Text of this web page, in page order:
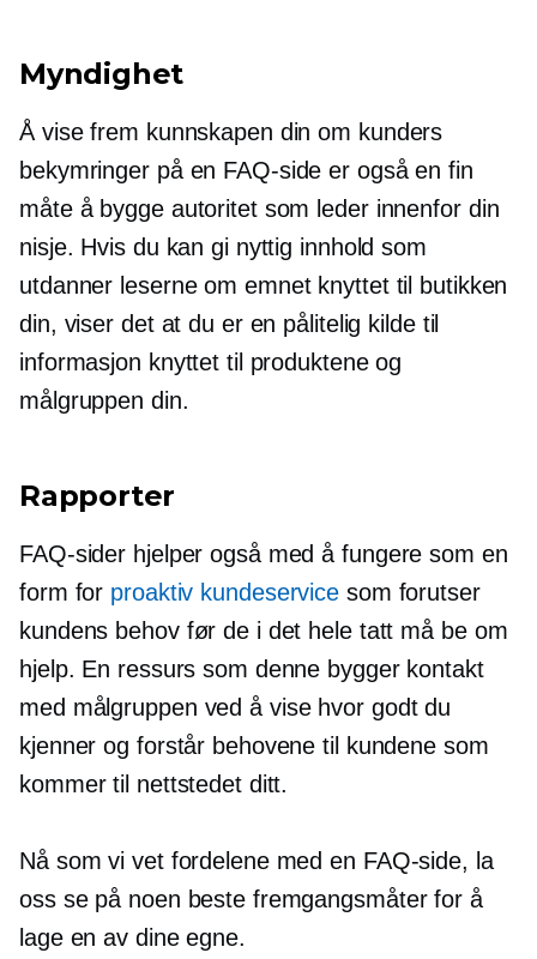
Myndighet
Å vise frem kunnskapen din om kunders
bekymringer på en FAQ-side er også en fin
måte å bygge autoritet som leder innenfor din
nisje. Hvis du kan gi nyttig innhold som
utdanner leserne om emnet knyttet til butikken
din, viser det at du er en pålitelig kilde til
informasjon knyttet til produktene og
målgruppen din.
Rapporter
FAQ-sider hjelper også med å fungere som en
form for proaktiv kundeservice som forutser
kundens behov før de i det hele tatt må be om
hjelp. En ressurs som denne bygger kontakt
med målgruppen ved å vise hvor godt du
kjenner og forstår behovene til kundene som
kommer til nettstedet ditt.
Nå som vi vet fordelene med en FAQ-side, la
oss se på noen beste fremgangsmåter for å
lage en av dine egne.